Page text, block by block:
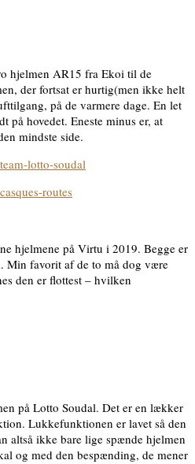
hjelmen AR15 fra Ekoi til de
der fortsat er hurtig(men ikke helt
på de varmere dage. En let
på hovedet. Eneste minus er, at
mindste side.
lotto-soudal
routes
hjelmene på Virtu i 2019. Begge er
Min favorit af de to må dog være
den er flottest – hvilken
på Lotto Soudal. Det er en lækker
Lukkefunktionen er lavet så den
altså ikke bare lige spænde hjelmen
og med den bespænding, de mener